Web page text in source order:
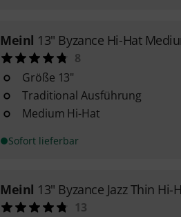
Meinl 13" Byzance Hi-Hat
8
Größe 13"
Traditional Ausführung
Medium Hi-Hat
Sofort lieferbar
Meinl 13" Byzance Jazz Thin Hi-
13